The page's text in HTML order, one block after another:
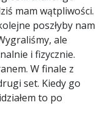
mam wątpliwości.
poszłyby nam
ale
i fizycznie.
W finale z
set. Kiedy go
to po